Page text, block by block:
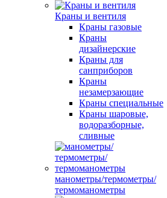
Краны и вентиля
Краны газовые
Краны
дизайнерские
Краны для
санприборов
Краны
незамерзающие
Краны специальные
Краны шаровые,
водоразборные,
сливные
манометры/термометры/
термоманометры